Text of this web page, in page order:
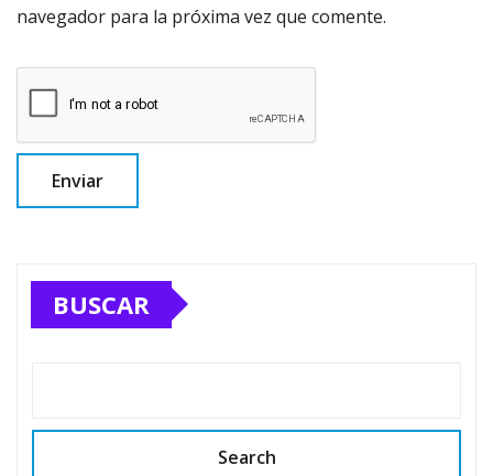
navegador para la próxima vez que comente.
BUSCAR
Search